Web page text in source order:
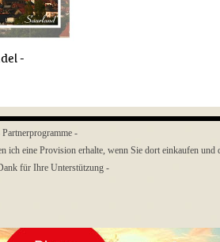
-
Partnerprogramme -
ich eine Provision erhalte, wenn Sie dort einkaufen und
für Ihre Unterstützung -